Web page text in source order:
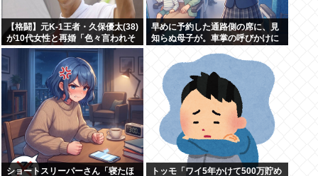
【格闘】元K-1王者・久保優太(38)
が10代女性と再婚「色々言われそ
うですが…」
早めに予約した通路側の席に、見
知らぬ母子が。車掌の呼びかけに
れました。無理やり奪われた席
は、結局“やったもん勝ち”にな
っ...
ショートスリーパーさん「寝たほ
トッモ「ワイ5年かけて500万貯め